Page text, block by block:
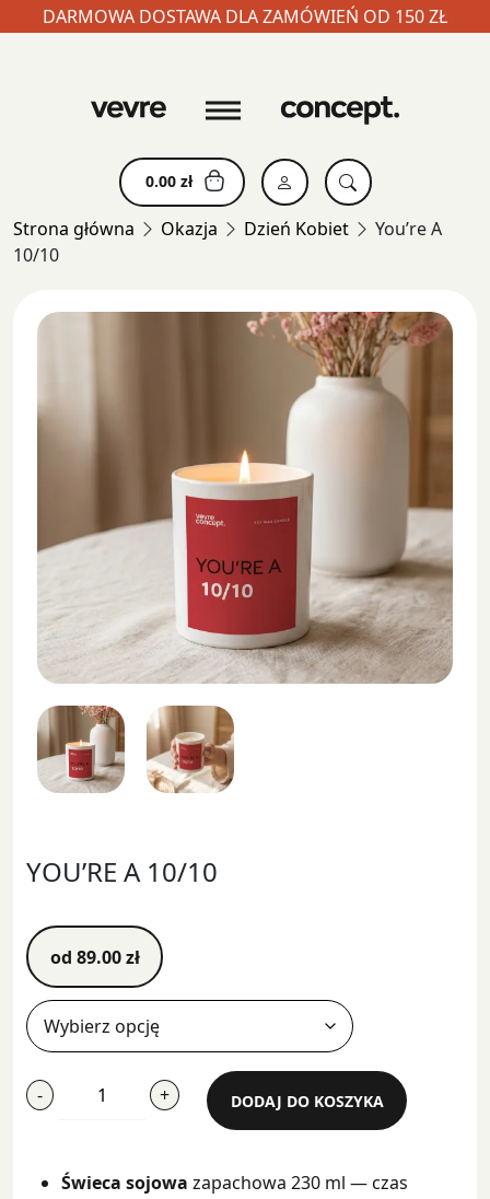
DARMOWA DOSTAWA DLA ZAMÓWIEŃ OD 150 ZŁ
0.00 zł
Strona główna Okazja Dzień Kobiet
You’re A
10/10
YOU’RE A 10/10
od 89.00zł
Świeca sojowa zapachowa 230 ml — czas
-
You're
+ DODAJ DO KOSZYKA